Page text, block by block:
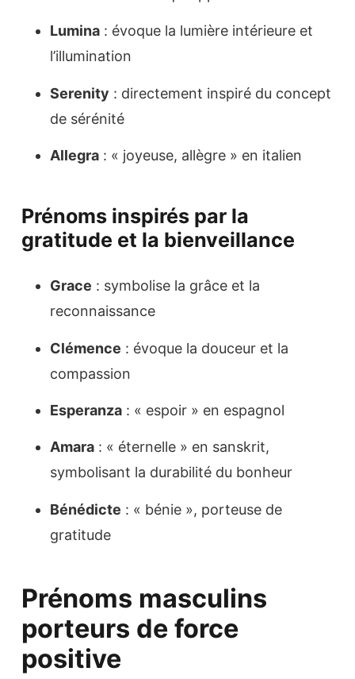
Lumina : évoque la lumière intérieure et
l’illumination
Serenity : directement inspiré du concept
de sérénité
Allegra : « joyeuse, allègre » en italien
Prénoms inspirés par la
gratitude et la bienveillance
Grace : symbolise la grâce et la
reconnaissance
Clémence : évoque la douceur et la
compassion
Esperanza : « espoir » en espagnol
Amara : « éternelle » en sanskrit,
symbolisant la durabilité du bonheur
Bénédicte : « bénie », porteuse de
gratitude
Prénoms masculins
porteurs de force
positive